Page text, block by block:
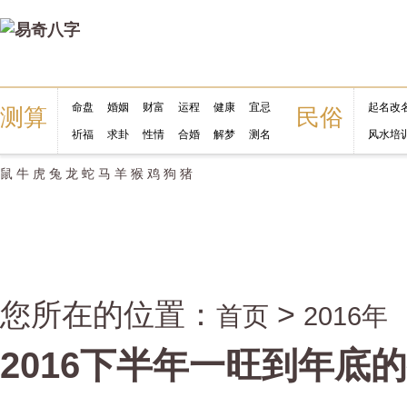
测算 命盘 婚姻 财富 运程 健康 宜忌
祈福 求卦 性情 合婚 解梦 测名
民俗 起名改
风水培
鼠 牛 虎 兔 龙 蛇 马 羊 猴 鸡 狗 猪
您所在的位置： 首页 > 2016年
2016下半年一旺到年底